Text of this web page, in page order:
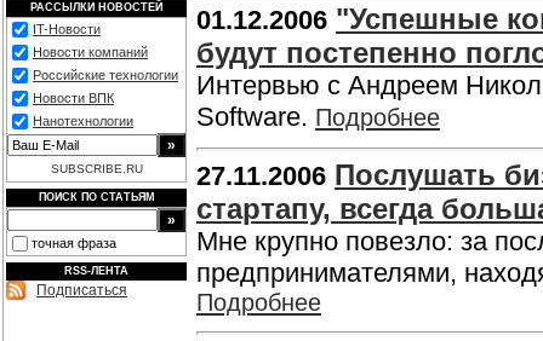
РАССЫЛКИ НОВОСТЕЙ
IT-Новости
Новости компаний
Российские технологии
Новости ВПК
Нанотехнологии
SUBSCRIBE.RU
ПОИСК ПО СТАТЬЯМ
точная фраза
RSS-ЛЕНТА
Подписаться
01.12.2006 "Успешные
будут постепенно
Интервью с Андреем
Software. Подробнее
27.11.2006 Послушать
стартапу, всегда
Мне крупно повезло: за
предпринимателями,
Подробнее